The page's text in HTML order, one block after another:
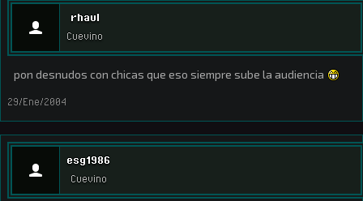
rhaul
Cuevino
pon desnudos con chicas que eso siempre sube la audiencia
29/Ene/2004
esg1986
Cuevino